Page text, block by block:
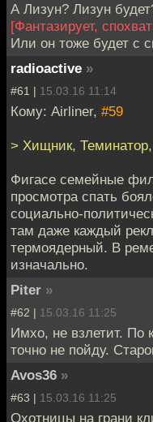
А Лизун? Лизун
[Фантазирует,
Или он тоже будет с
radioactive »
#61 | 15.03.16 11:14
Кому: Airliner, #59
> Хищник,
Фигасе семейные
просмотра спать
социально-
там даже каждый
термоядерный. В
изначально.
Piter »
#62 | 15.03.16 11:25
Имхо, не взлетит. По
точно не пойду.
Avos36 »
#63 | 15.03.16 11:25
Охотницы на грани